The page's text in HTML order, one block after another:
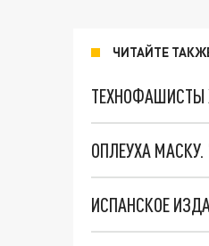
ЧИТАЙТЕ
ТЕХНОФАШИСТЫ
ОПЛЕУХА
ИСПАНСКОЕ